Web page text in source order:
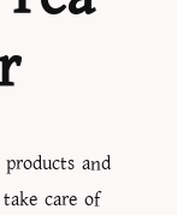
and
care of